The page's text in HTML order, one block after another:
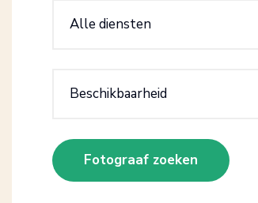
Alle diensten
Beschikbaarheid